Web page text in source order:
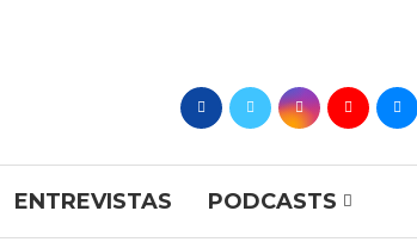
ENTREVISTAS PODCASTS